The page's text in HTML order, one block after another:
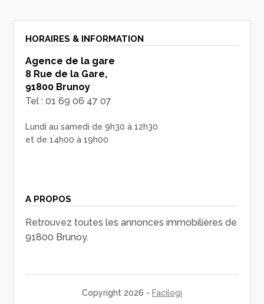
HORAIRES & INFORMATION
Agence de la gare
8 Rue de la Gare,
91800 Brunoy
Tel : 01 69 06 47 07
Lundi au samedi de 9h30 à 12h30
et de 14h00 à 19h00
A PROPOS
Retrouvez toutes les annonces immobilières de
91800 Brunoy.
Copyright 2026 - Facilogi